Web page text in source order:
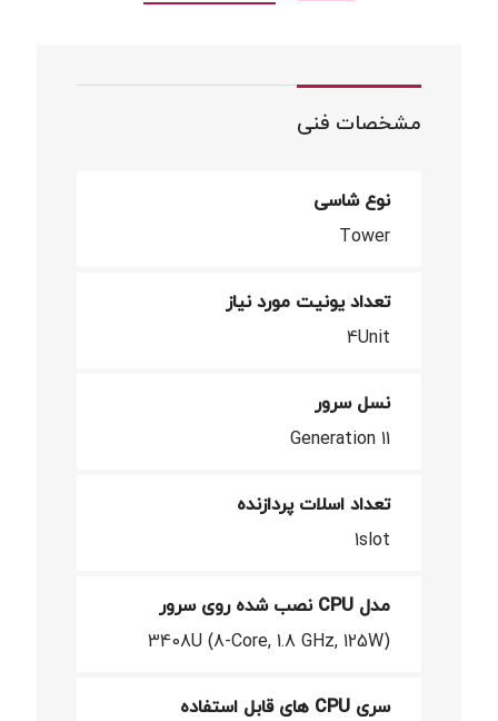
مشخصات فنی
نوع شاسی
Tower
تعداد یونیت مورد نیاز
4Unit
نسل سرور
Generation 11
تعداد اسلات پردازنده
1slot
مدل CPU نصب شده روی سرور
3408U (8-Core, 1.8 GHz, 125W)
سری CPU های قابل استفاده